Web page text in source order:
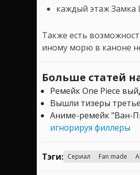
каждый этаж Замка
Также есть
иному морю в каноне
Больше статей
Ремейк One Piece
Вышли тизеры
Аниме-ремейк "Ван-
игнорируя филлеры
Тэги: Сериал Fan made